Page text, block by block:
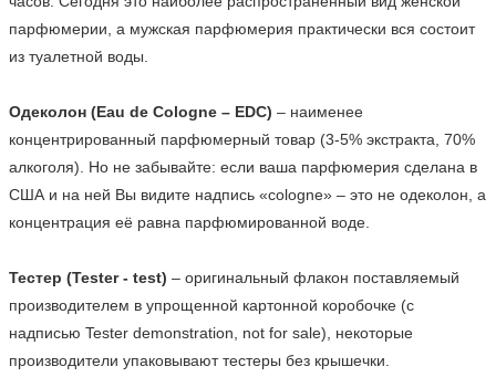
парфюмерии, а мужская парфюмерия практически вся состоит
из туалетной воды.
Одеколон (Eau de Cologne – EDC) – наименее
концентрированный парфюмерный товар (3-5% экстракта, 70%
алкоголя). Но не забывайте: если ваша парфюмерия сделана в
США и на ней Вы видите надпись «cologne» – это не одеколон, а
концентрация её равна парфюмированной воде.
Тестер (Tester - test) – оригинальный флакон поставляемый
производителем в упрощенной картонной коробочке (с
надписью Tester demonstration, not for sale), некоторые
производители упаковывают тестеры без крышечки.